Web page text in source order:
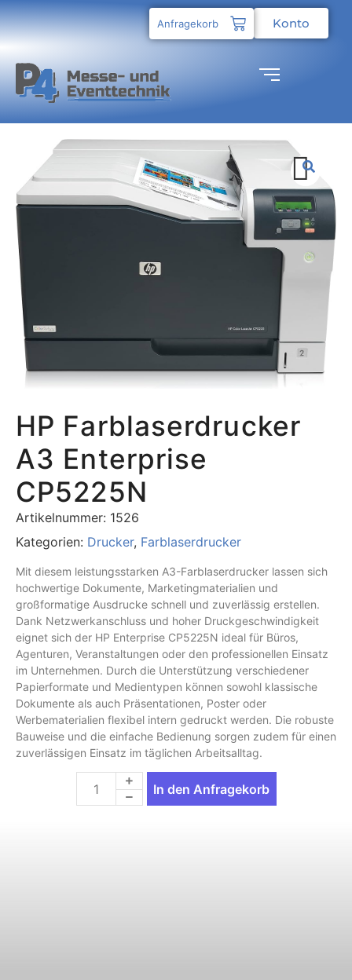
Konto
Anfragekorb
HP Farblaserdrucker
A3 Enterprise
CP5225N
Artikelnummer: 1526
Kategorien: Drucker, Farblaserdrucker
Mit diesem leistungsstarken A3-Farblaserdrucker lassen sich
hochwertige Dokumente, Marketingmaterialien und
großformatige Ausdrucke schnell und zuverlässig erstellen.
Dank Netzwerkanschluss und hoher Druckgeschwindigkeit
eignet sich der HP Enterprise CP5225N ideal für Büros,
Agenturen, Veranstaltungen oder den professionellen Einsatz
im Unternehmen. Durch die Unterstützung verschiedener
Papierformate und Medientypen können sowohl klassische
Dokumente als auch Präsentationen, Poster oder
Werbematerialien flexibel intern gedruckt werden. Die robuste
Bauweise und die einfache Bedienung sorgen zudem für einen
zuverlässigen Einsatz im täglichen Arbeitsalltag.